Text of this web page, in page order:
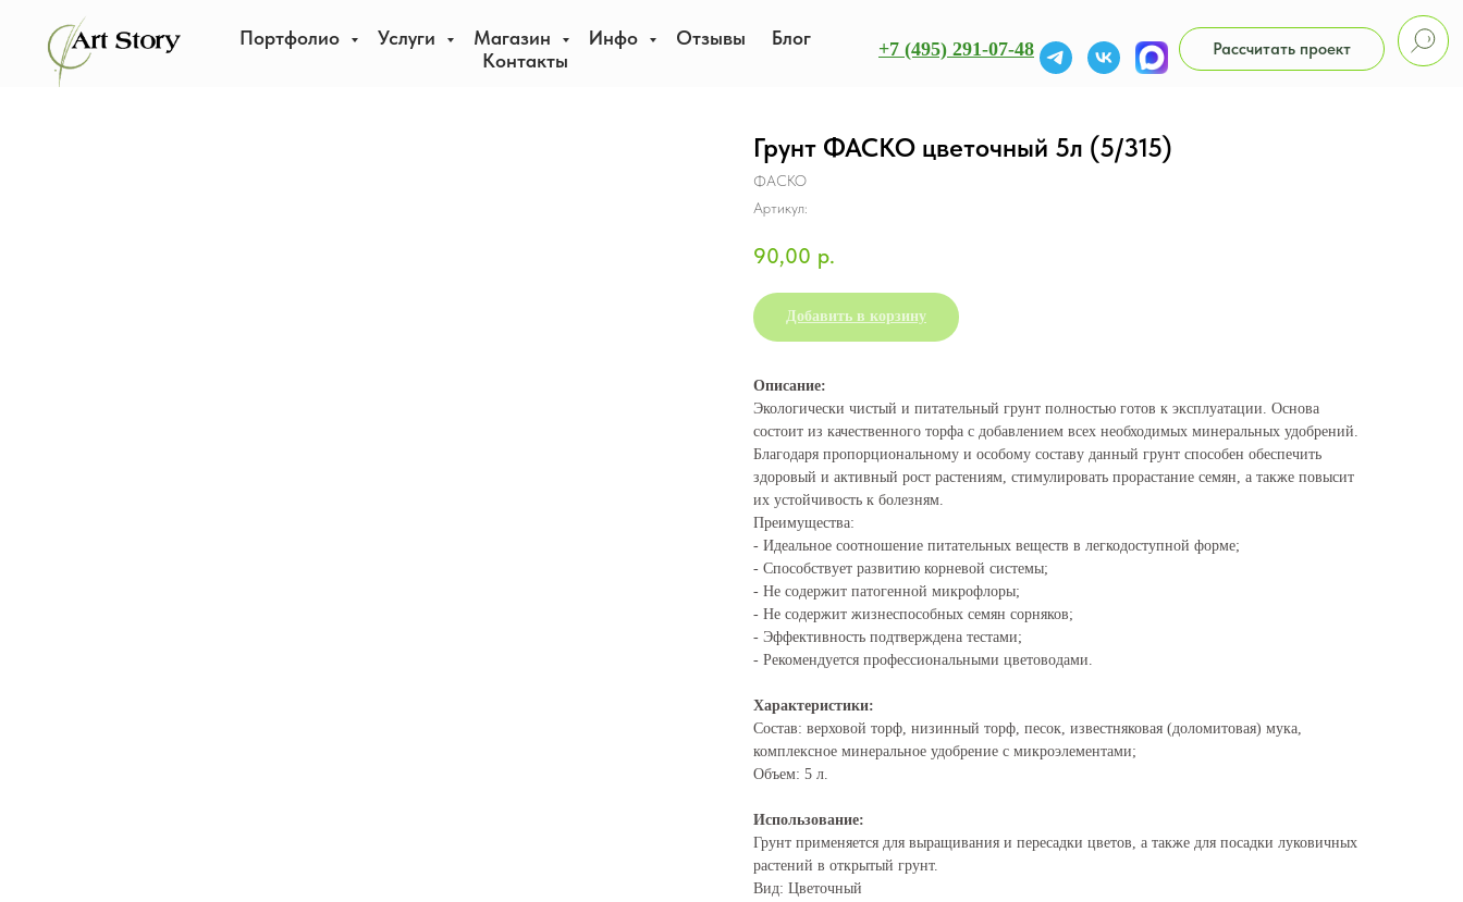
Портфолио Услуги Магазин Инфо Отзывы
Блог
Контакты
+7 (495) 291-07-48 Рассчитать проект
Грунт ФАСКО цветочный 5л (5/315)
ФАСКО
Артикул:
90,00 р.
Добавить в корзину
Описание:
Экологически чистый и питательный грунт полностью готов к эксплуатации. Основа
состоит из качественного торфа с добавлением всех необходимых минеральных удобрений.
Благодаря пропорциональному и особому составу данный грунт способен обеспечить
здоровый и активный рост растениям, стимулировать прорастание семян, а также повысит
их устойчивость к болезням.
Преимущества:
- Идеальное соотношение питательных веществ в легкодоступной форме;
- Способствует развитию корневой системы;
- Не содержит патогенной микрофлоры;
- Не содержит жизнеспособных семян сорняков;
- Эффективность подтверждена тестами;
- Рекомендуется профессиональными цветоводами.
Характеристики:
Состав: верховой торф, низинный торф, песок, известняковая (доломитовая) мука,
комплексное минеральное удобрение с микроэлементами;
Объем: 5 л.
Использование:
Грунт применяется для выращивания и пересадки цветов, а также для посадки луковичных
растений в открытый грунт.
Вид: Цветочный